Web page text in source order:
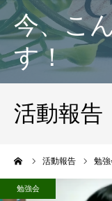
今、こ
す！
活動報告
活動報告 勉
勉強会